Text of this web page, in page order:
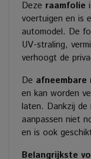
Deze raamfolie
voertuigen en is
automodel. De
UV-straling,
verhoogt de
De afneembare
en kan worden
laten. Dankzij de
aanpassen niet
en is ook
Belangrijkste